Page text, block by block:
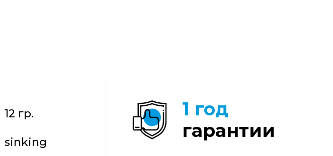
12 гр.
sinking
1 год
гарантии